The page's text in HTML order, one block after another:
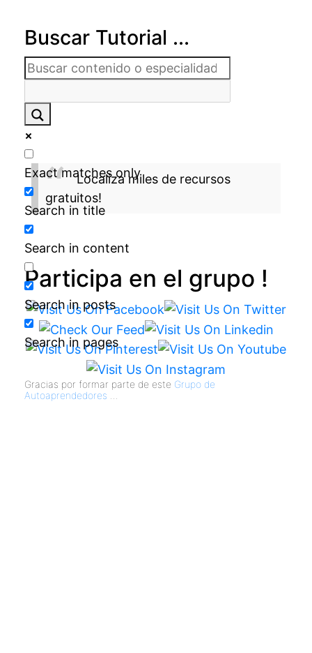
Buscar Tutorial ...
Exact matches only
Search in title
Search in content
Search in posts
Search in pages
Localiza miles de recursos
gratuitos!
Participa en el grupo !
Gracias por formar parte de este Grupo de
Autoaprendedores